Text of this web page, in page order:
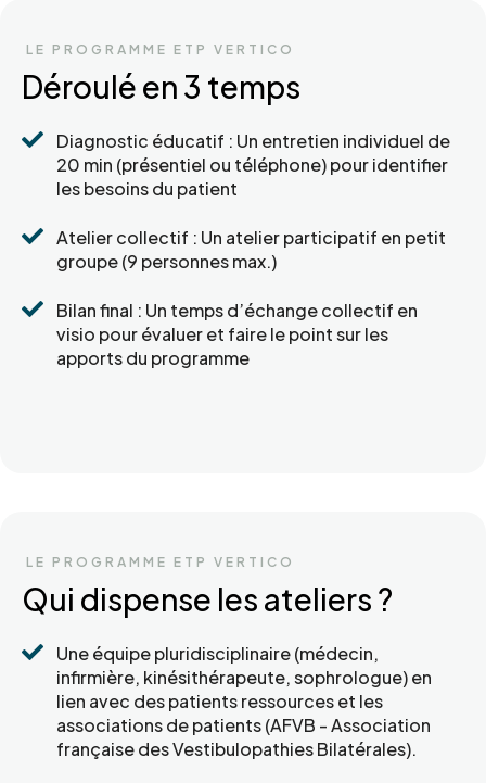
LE PROGRAMME ETP VERTICO
Déroulé en 3 temps

Diagnostic éducatif : Un entretien individuel de
20 min (présentiel ou téléphone) pour identifier
les besoins du patient
 Atelier collectif : Un atelier participatif en petit
groupe (9 personnes max.)

Bilan final : Un temps d’échange collectif en
visio pour évaluer et faire le point sur les
apports du programme
LE PROGRAMME ETP VERTICO
Qui dispense les ateliers ?

Une équipe pluridisciplinaire (médecin,
infirmière, kinésithérapeute, sophrologue) en
lien avec des patients ressources et les
associations de patients (AFVB - Association
française des Vestibulopathies Bilatérales).